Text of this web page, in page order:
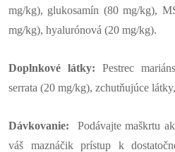
mg/kg), glukosamín (80 mg/kg),
mg/kg), hyalurónová (20 mg/kg).
Doplnkové látky: Pestrec
serrata (20 mg/kg), zchutňujúce
Dávkovanie:
Podávajte maškrtu
váš maznáčik prístup k